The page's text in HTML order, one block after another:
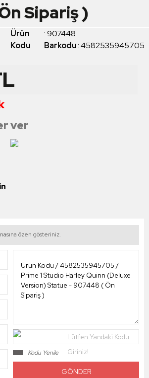
Sipariş )
Ürün
Kodu
:907448
Barkodu:4582535945705
ver
özen gösteriniz.
Lütfen Yandaki Kodu
Giriniz!
Kodu Yenile